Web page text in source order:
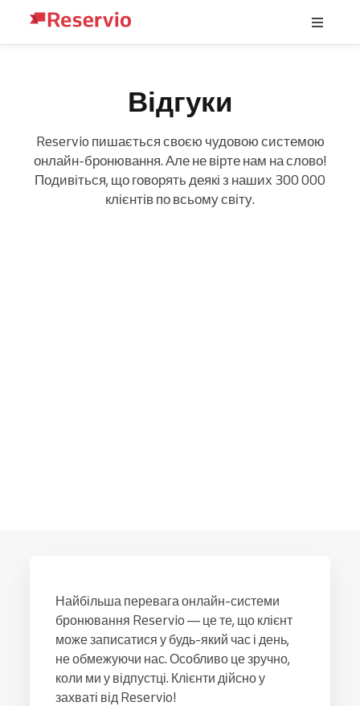
Відгуки
Reservio пишається своєю чудовою системою
онлайн-бронювання. Але не вірте нам на слово!
Подивіться, що говорять деякі з наших 300 000
клієнтів по всьому світу.
Найбільша перевага онлайн-системи
бронювання Reservio — це те, що клієнт
може записатися у будь-який час і день,
не обмежуючи нас. Особливо це зручно,
коли ми у відпустці. Клієнти дійсно у
захваті від Reservio!